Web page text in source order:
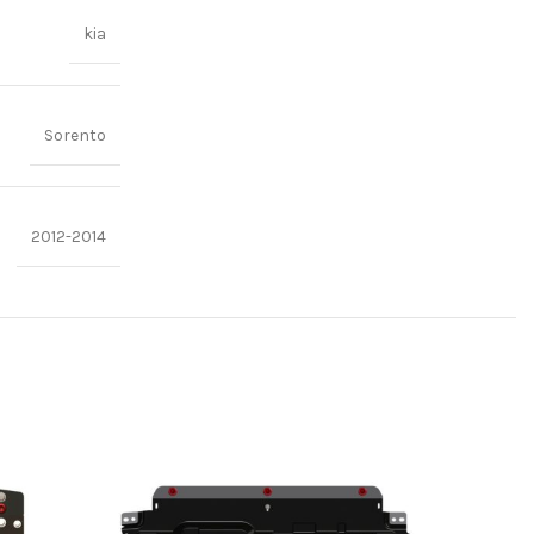
kia
Sorento
2012-2014